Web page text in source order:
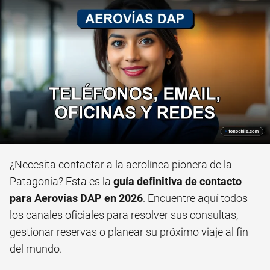
¿Necesita contactar a la aerolínea pionera de la
Patagonia? Esta es la guía definitiva de contacto
para Aerovías DAP en 2026. Encuentre aquí todos
los canales oficiales para resolver sus consultas,
gestionar reservas o planear su próximo viaje al fin
del mundo.